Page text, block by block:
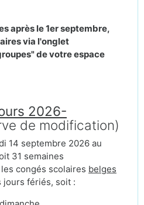
après le 1er septembre,
via l'onglet
de votre espace
2026-
de modification)
14 septembre 2026 au
31 semaines
congés scolaires belges
jours fériés, soit :